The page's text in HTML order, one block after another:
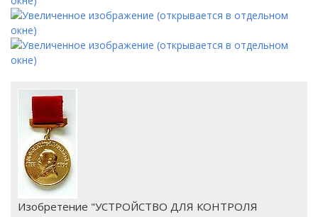
Изобретение "УСТРОЙСТВО ДЛЯ КОНТРОЛЯ